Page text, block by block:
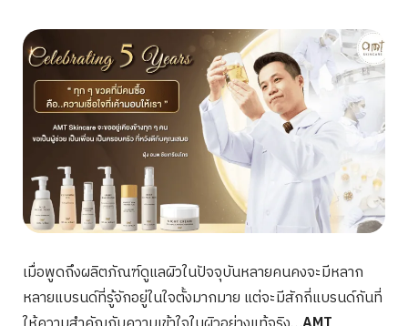
เมื่อพูดถึงผลิตภัณฑ์ดูแลผิวในปัจจุบันหลายคนคงจะมีหลาก
หลายแบรนด์ที่รู้จักอยู่ในใจตั้งมากมาย แต่จะมีสักกี่แบรนด์กันที่